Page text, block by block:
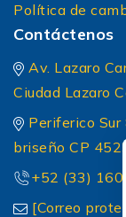
Política de
Contáctenos
Av. Lazaro
Ciudad Lazaro
Periferico
briseño CP
+52 (33)
[Correo